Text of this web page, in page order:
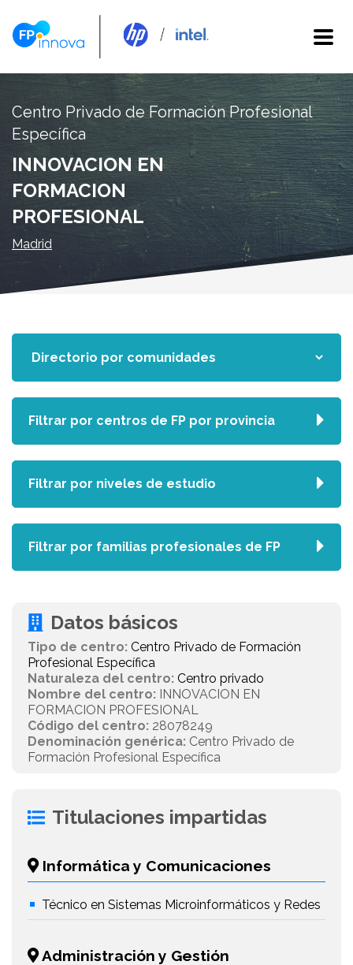
Centro Privado de Formación Profesional
Específica
INNOVACION EN
FORMACION
PROFESIONAL
Madrid
Datos básicos
Tipo de centro: Centro Privado de Formación
Profesional Específica
Naturaleza del centro: Centro privado
Nombre del centro: INNOVACION EN
FORMACION PROFESIONAL
Código del centro: 28078249
Denominación genérica: Centro Privado de
Formación Profesional Específica
Titulaciones impartidas
Informática y Comunicaciones
Técnico en Sistemas Microinformáticos y Redes
Administración y Gestión
Filtrar por centros de FP por provincia
Filtrar por niveles de estudio
Filtrar por familias profesionales de FP